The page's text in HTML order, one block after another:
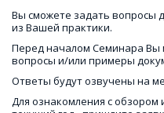
Вы сможете задать вопросы
из Вашей практики.
Перед началом Семинара Вы
вопросы и/или примеры
Ответы будут озвучены на
Для ознакомления с